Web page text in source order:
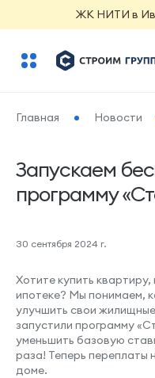
ЖК НИТИ в
Главная Новости
Запускаем
программу
30 сентября 2024 г.
Хотите купить
ипотеке? Мы понимаем,
улучшить свои
запустили программу
уменьшить базовую
раза! Теперь переплаты
доме.